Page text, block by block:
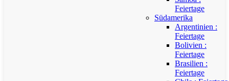
Feiertage
Südamerika
Argentinien :
Feiertage
Bolivien :
Feiertage
Brasilien :
Feiertage